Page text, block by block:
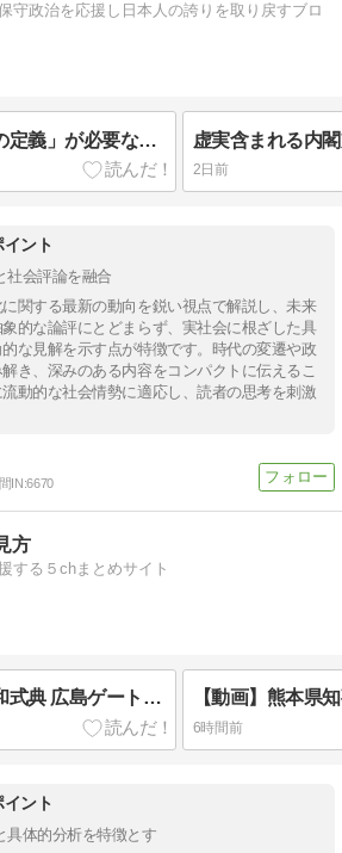
守政治を応援し日本人の誇りを取り戻すブロ
副首都の前に「首都の定義」が必要なのでは？
2日前
ント
社会評論を融合
関する最新の動向を鋭い視点で解説し、未来
的な論評にとどまらず、実社会に根ざした具
な見解を示す点が特徴です。時代の変遷や政
き、深みのある内容をコンパクトに伝えるこ
動的な社会情勢に適応し、読者の思考を刺激
IN:6670
方
する５chまとめサイト
【閲覧注意動画】平和式典 広島ゲートパークにて中核派がバリキッショい“ムカデ行進”を披露「高市！打倒！式典！粉砕！」
6時間前
ント
具体的分析を特徴とす